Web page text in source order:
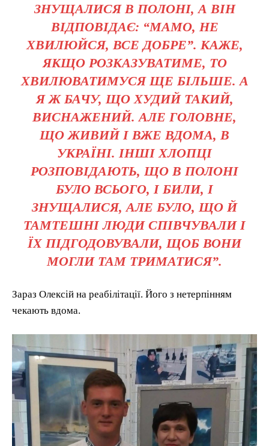
ЗНУЩАЛИСЯ В ПОЛОНІ, А ВІН
ВІДПОВІДАЄ: “МАМО, НЕ
ХВИЛЮЙСЯ, ВСЕ ДОБРЕ”. КАЖЕ,
ЯКЩО РОЗКАЗУВАТИМЕ, ТО
ХВИЛЮВАТИМУСЯ ЩЕ БІЛЬШЕ. А
Я Ж БАЧУ, ЩО ХУДИЙ ТАКИЙ,
ВИСНАЖЕНИЙ. АЛЕ ГОЛОВНЕ,
ЩО ЖИВИЙ І ВЖЕ ВДОМА, В
УКРАЇНІ. ІНШІ ХЛОПЦІ
РОЗПОВІДАЮТЬ, ЩО В ПОЛОНІ
БУЛО ВСЬОГО, І БИЛИ, І
ЗНУЩАЛИСЯ, АЛЕ БУЛО, ЩО Й
ТАМТЕШНІ ЛЮДИ СПІВЧУВАЛИ І
ЇХ ПІДГОДОВУВАЛИ, ЩОБ ВОНИ
МОГЛИ ТАМ ТРИМАТИСЯ”.
Зараз Олексій на реабілітації. Його з нетерпінням
чекають вдома.